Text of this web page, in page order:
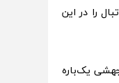
میلیون فوت مربع رسانده است و حالا 92 زمین فوتبال را در این
کند و جهشی یک‌باره